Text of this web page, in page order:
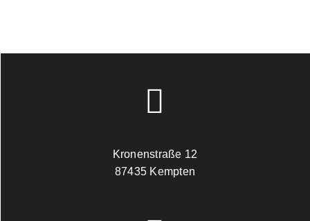
Kronenstraße 12
87435 Kempten